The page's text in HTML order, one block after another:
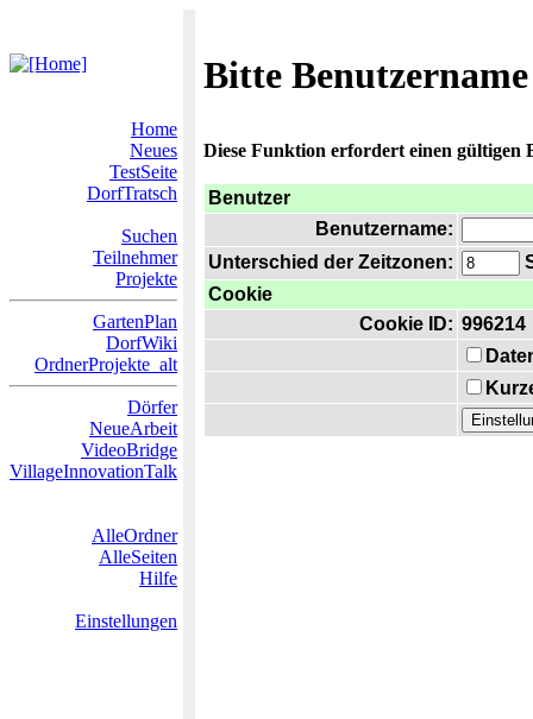
Bitte
Home
Neues
TestSeite
DorfTratsch
Suchen
Teilnehmer
Projekte
GartenPlan
DorfWiki
OrdnerProjekte_alt
Dörfer
NeueArbeit
VideoBridge
VillageInnovationTalk
AlleOrdner
AlleSeiten
Hilfe
Einstellungen
Diese Funktion erfordert einen gültigen
Benutzer
Benutzername:
Unterschied der Zeitzonen:
Cookie
Cookie ID: 996214